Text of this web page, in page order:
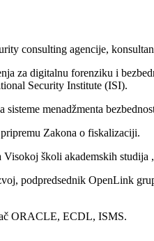
consulting agencije,
za digitalnu forenziku i
Security Institute (ISI).
sisteme menadžmenta
Zakona o fiskalizaciji.
Visokoj školi akademskih studija
podpredsednik OpenLink
ORACLE, ECDL, ISMS.